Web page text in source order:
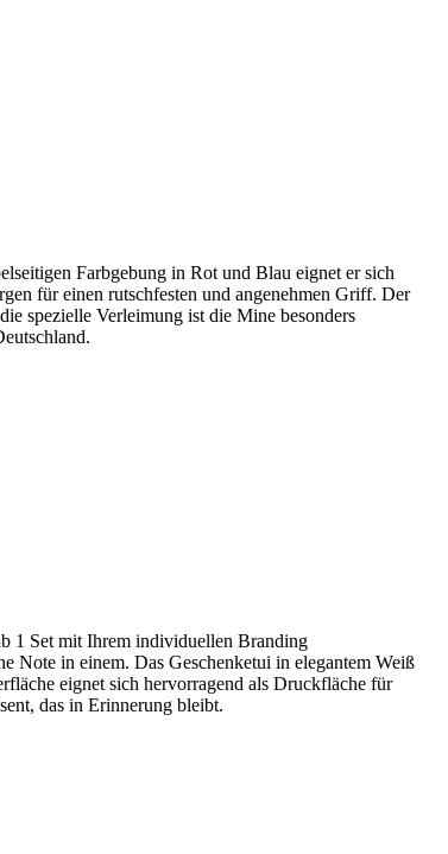
Farbgebung in Rot und Blau eignet er sich
für einen rutschfesten und angenehmen Griff. Der
spezielle Verleimung ist die Mine besonders
1 Set mit Ihrem individuellen Branding
Note in einem. Das Geschenketui in elegantem Weiß
eignet sich hervorragend als Druckfläche für
das in Erinnerung bleibt.